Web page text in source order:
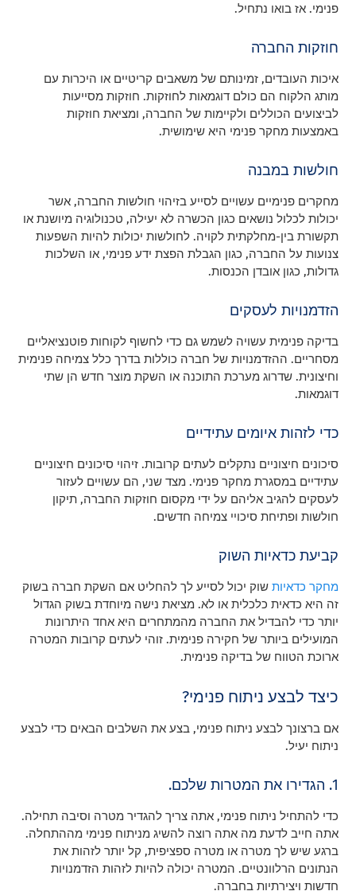
פנימי. אז בואו נתחיל.
חוזקות החברה
איכות העובדים, זמינותם של משאבים קריטיים או היכרות עם
מותג הלקוח הם כולם דוגמאות לחוזקות. חוזקות מסייעות
לביצועים הכוללים ולקיימות של החברה, ומציאת חוזקות
באמצעות מחקר פנימי היא שימושית.
חולשות במבנה
מחקרים פנימיים עשויים לסייע בזיהוי חולשות החברה, אשר
יכולות לכלול נושאים כגון הכשרה לא יעילה, טכנולוגיה מיושנת או
תקשורת בין-מחלקתית לקויה. לחולשות יכולות להיות השפעות
צנועות על החברה, כגון הגבלת הפצת ידע פנימי, או השלכות
גדולות, כגון אובדן הכנסות.
הזדמנויות לעסקים
בדיקה פנימית עשויה לשמש גם כדי לחשוף לקוחות פוטנציאליים
מסחריים. ההזדמנויות של חברה כוללות בדרך כלל צמיחה פנימית
וחיצונית. שדרוג מערכת התוכנה או השקת מוצר חדש הן שתי
דוגמאות.
כדי לזהות איומים עתידיים
סיכונים חיצוניים נתקלים לעתים קרובות. זיהוי סיכונים חיצוניים
עתידיים במסגרת מחקר פנימי. מצד שני, הם עשויים לעזור
לעסקים להגיב אליהם על ידי מקסום חוזקות החברה, תיקון
חולשות ופתיחת סיכויי צמיחה חדשים.
קביעת כדאיות השוק
מחקר כדאיות שוק יכול לסייע לך להחליט אם השקת חברה בשוק
זה היא כדאית כלכלית או לא. מציאת נישה מיוחדת בשוק הגדול
יותר כדי להבדיל את החברה מהמתחרים היא אחד היתרונות
המועילים ביותר של חקירה פנימית. זוהי לעתים קרובות המטרה
ארוכת הטווח של בדיקה פנימית.
כיצד לבצע ניתוח פנימי?
אם ברצונך לבצע ניתוח פנימי, בצע את השלבים הבאים כדי לבצע
ניתוח יעיל.
1. הגדירו את המטרות שלכם.
כדי להתחיל ניתוח פנימי, אתה צריך להגדיר מטרה וסיבה תחילה.
אתה חייב לדעת מה אתה רוצה להשיג מניתוח פנימי מההתחלה.
ברגע שיש לך מטרה או מטרה ספציפית, קל יותר לזהות את
הנתונים הרלוונטיים. המטרה יכולה להיות לזהות הזדמנויות
חדשות ויצירתיות בחברה.